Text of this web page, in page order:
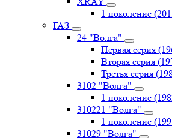
1 поколение
ГАЗ
24 "Волга"
Первая серия
Вторая серия
Третья серия
3102 "Волга"
1 поколение
310221 "Волга"
1 поколение
31029 "Волга"